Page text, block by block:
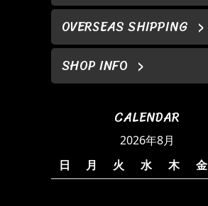
OVERSEAS SHIPPING
SHOP INFO
CALENDAR
2026年8月
日
月 火 水 木 金